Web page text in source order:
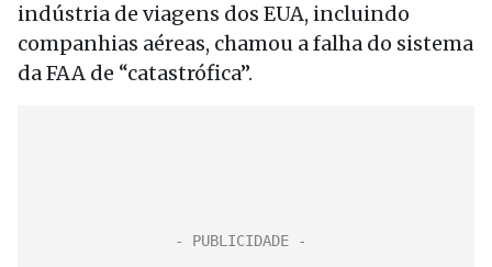
indústria de viagens dos EUA, incluindo
companhias aéreas, chamou a falha do sistema
da FAA de “catastrófica”.